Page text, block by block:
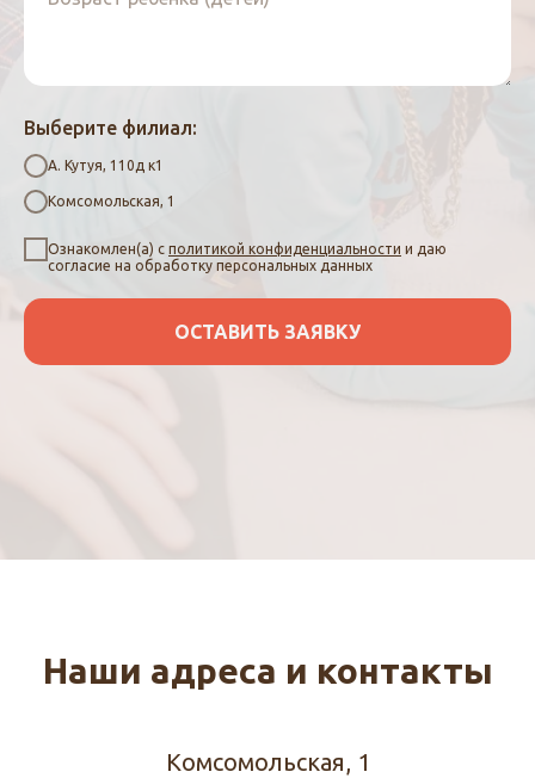
Выберите филиал:
А. Кутуя, 110д к1
Комсомольская, 1
Ознакомлен(а) с политикой конфиденциальности и даю
согласие на обработку персональных данных
ОСТАВИТЬ ЗАЯВКУ
Наши адреса и контакты
Комсомольская, 1